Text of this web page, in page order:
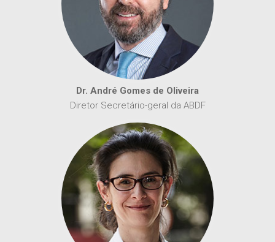
Dr. André Gomes de Oliveira
Diretor Secretário-geral da ABDF